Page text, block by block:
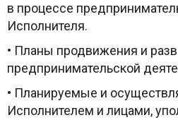
в процессе
Исполнителя.
• Планы продвижения и
предпринимательской
• Планируемые и
Исполнителем и лицами,